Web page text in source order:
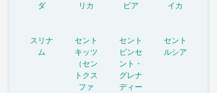
ダ
リカ
ビア
イカ
スリナ
ム
セント
キッツ
（セン
トクス
ファ
セント
ビンセ
ント・
グレナ
ディー
セント
ルシア